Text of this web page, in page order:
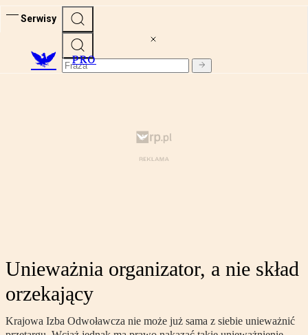
Serwisy
PRO
Unieważnia organizator, a nie skład
orzekający
Krajowa Izba Odwoławcza nie może już sama z siebie unieważnić